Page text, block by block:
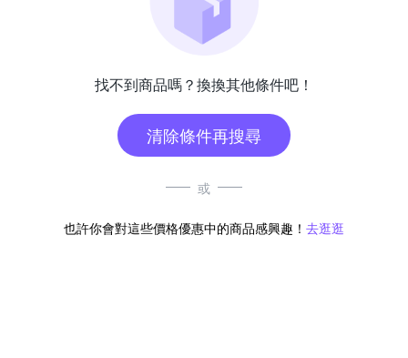
找不到商品嗎？換換其他條件吧！
清除條件再搜尋
或
也許你會對這些價格優惠中的商品感興趣！ 去逛逛